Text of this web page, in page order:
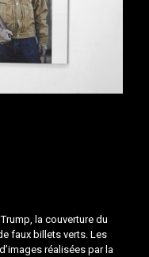
la couverture du
faux billets verts. Les
réalisées par la